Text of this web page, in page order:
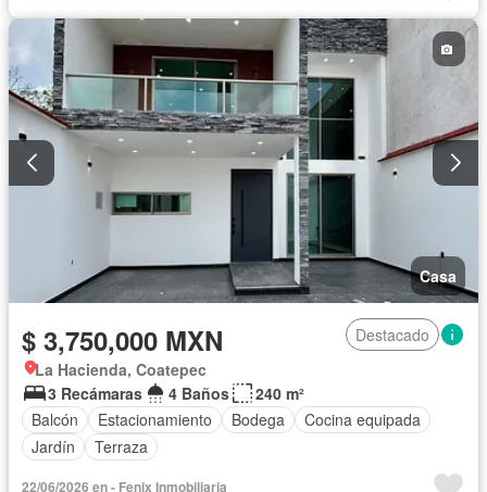
Casa
$ 3,750,000 MXN
Destacado
La Hacienda, Coatepec
3 Recámaras
4 Baños
240 m²
Balcón
Estacionamiento Bodega
Cocina equipada
Jardín
Terraza
22/06/2026 en - Fenix Inmobiliaria